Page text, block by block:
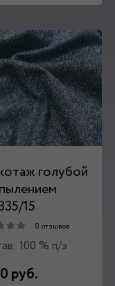
голубой
15
0 отзывов
100 % п/э
руб.